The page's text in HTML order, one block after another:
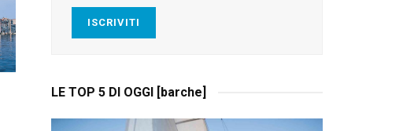
ISCRIVITI
LE TOP 5 DI OGGI [barche]